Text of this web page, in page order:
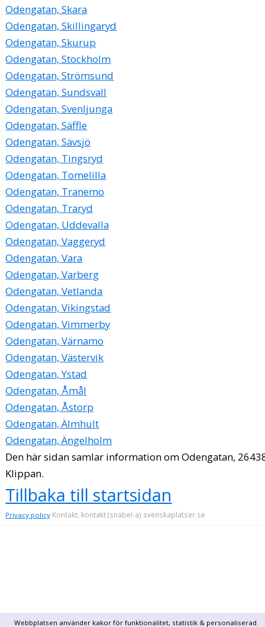
Webbplatsen använder kakor för funktionalitet, statistik & personaliserad
Odengatan, Skara
Odengatan, Skillingaryd
Odengatan, Skurup
Odengatan, Stockholm
Odengatan, Strömsund
Odengatan, Sundsvall
Odengatan, Svenljunga
Odengatan, Säffle
Odengatan, Sävsjö
Odengatan, Tingsryd
Odengatan, Tomelilla
Odengatan, Tranemo
Odengatan, Traryd
Odengatan, Uddevalla
Odengatan, Vaggeryd
Odengatan, Vara
Odengatan, Varberg
Odengatan, Vetlanda
Odengatan, Vikingstad
Odengatan, Vimmerby
Odengatan, Värnamo
Odengatan, Västervik
Odengatan, Ystad
Odengatan, Åmål
Odengatan, Åstorp
Odengatan, Älmhult
Odengatan, Ängelholm
Den här sidan samlar information om Odengatan,
Klippan.
Tillbaka till startsidan
Privacy policy Kontakt: kontakt (snabel-a) svenskaplatser.se